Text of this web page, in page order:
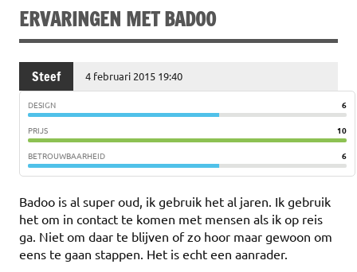
ERVARINGEN MET BADOO
Steef 4 februari 2015 19:40
DESIGN 6
PRIJS 10
BETROUWBAARHEID 6
Badoo is al super oud, ik gebruik het al jaren. Ik gebruik
het om in contact te komen met mensen als ik op reis
ga. Niet om daar te blijven of zo hoor maar gewoon om
eens te gaan stappen. Het is echt een aanrader.